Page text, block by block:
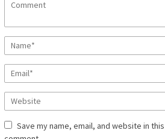
Save my name, email, and website in